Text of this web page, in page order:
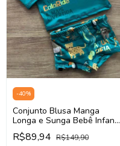
-40%
Conjunto Blusa Manga
Longa e Sunga Bebê Infantil
Menino Luc.Boo 85503
(Verde)
R$89,94 R$149,90